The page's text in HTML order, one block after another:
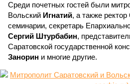
Среди почетных гостей были
Вольский Игнатий, а также
семинарии, секретарь
Сергий Штурбабин,
Саратовской государственной
Занорин и многие другие.